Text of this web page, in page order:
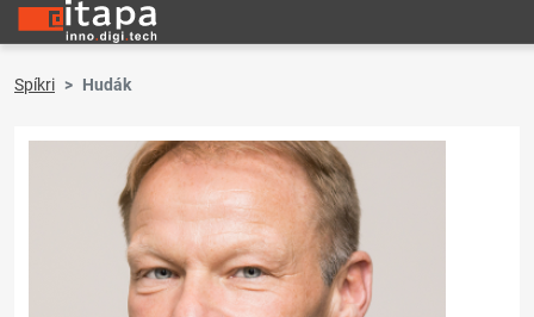
Spíkri Hudák